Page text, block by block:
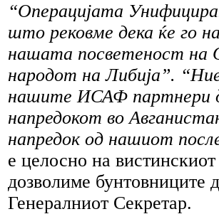
“Операцијата
што рековме дека ќе го
нашата посветеност на
народот на Либија”.
нашите ИСАФ партнери
напредокот во
напредок од нашиот
е целосно на
дозволиме бунтовниците
Генералниот Секретар.